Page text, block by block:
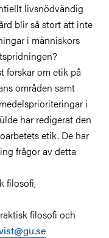
livsnödvändig
blir så stort att inte
i människors
forskar om etik på
områden samt
i
har redigerat den
etik. De har
frågor av detta
filosofi,
filosofi och